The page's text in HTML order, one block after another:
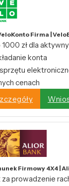
Firma |
zł dla
konta
cenach
Firmowy 4X4 |
za prowadzenie